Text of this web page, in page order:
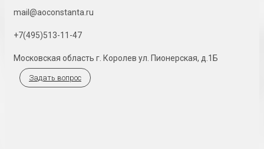
mail@aoconstanta.ru
+7(495)513-11-47
Московская область г. Королев ул. Пионерская, д.1Б
Задать вопрос